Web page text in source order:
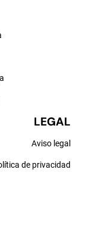
LEGAL
Aviso legal
de privacidad